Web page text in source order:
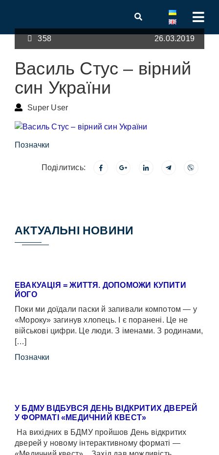
358 26.03.2019
Василь Стус – вірний
син України
Super User
Позначки
Поділитись:
АКТУАЛЬНІ НОВИНИ
ЕВАКУАЦІЯ = ЖИТТЯ. ДОПОМОЖИ КУПИТИ
ЙОГО
Поки ми доїдали паски й запивали компотом — у
«Мороку» загинув хлопець. І є поранені. Це не
військові цифри. Це люди. З іменами. З родинами,
[…]
Позначки
У БДМУ ВІДБУВСЯ ДЕНЬ ВІДКРИТИХ ДВЕРЕЙ
У ФОРМАТІ «МЕДИЧНИЙ КВЕСТ»
На вихідних в БДМУ пройшов День відкритих
дверей у новому інтерактивному форматі —